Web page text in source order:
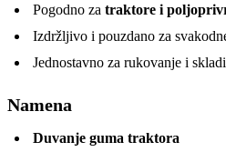
Pogodno za traktore i
Izdržljivo i pouzdano za
Jednostavno za rukovanje i
Namena
Duvanje guma traktora